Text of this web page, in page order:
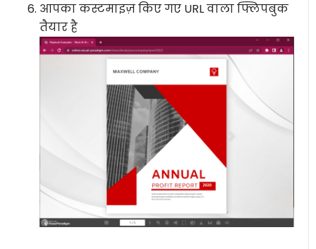
आपका कस्टमाइज़ किए गए URL वाला फ्लिपबुक
तैयार है